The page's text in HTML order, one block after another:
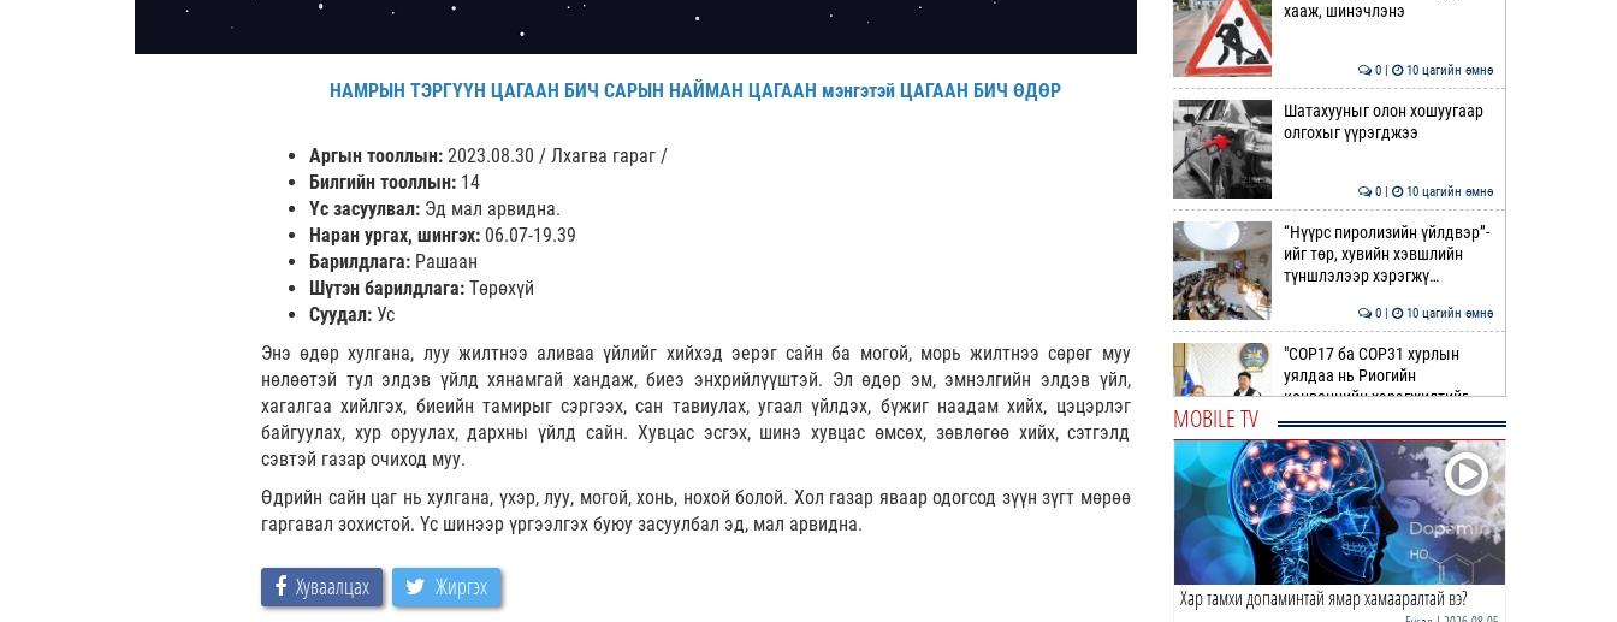
НАМРЫН ТЭРГҮҮН ЦАГААН БИЧ САРЫН НАЙМАН ЦАГААН мэнгэтэй ЦАГААН БИЧ ӨДӨР
Аргын тооллын: 2023.08.30 / Лхагва гараг /
Билгийн тооллын: 14
Үс засуулвал: Эд мал арвидна.
Наран ургах, шингэх: 06.07-19.39
Барилдлага: Рашаан
Шүтэн барилдлага: Төрөхүй
Суудал: Ус
Энэ өдөр хулгана, луу жилтнээ аливаа үйлийг хийхэд эерэг сайн ба могой, морь жилтнээ сөрөг муу
нөлөөтэй тул элдэв үйлд хянамгай хандаж, биеэ энхрийлүүштэй. Эл өдөр эм, эмнэлгийн элдэв үйл,
хагалгаа хийлгэх, биеийн тамирыг сэргээх, сан тавиулах, угаал үйлдэх, бүжиг наадам хийх, цэцэрлэг
байгуулах, хур оруулах, дархны үйлд сайн. Хувцас эсгэх, шинэ хувцас өмсөх, зөвлөгөө хийх, сэтгэлд
сэвтэй газар очиход муу.
Өдрийн сайн цаг нь хулгана, үхэр, луу, могой, хонь, нохой болой. Хол газар яваар одогсод зүүн зүгт мөрөө
гаргавал зохистой. Үс шинээр үргээлгэх буюу засуулбал эд, мал арвидна.
Хуваалцах Жиргэх
хааж, шинэчлэнэ
0 | 10 цагийн өмнө
Шатахууныг олон хошуугаар
олгохыг үүрэгджээ
0 | 10 цагийн өмнө
“Нүүрс пиролизийн үйлдвэр”-
ийг төр, хувийн хэвшлийн
түншлэлээр хэрэгжү…
0 | 10 цагийн өмнө
"COP17 ба COP31 хурлын
уялдаа нь Риогийн
конвенцийн хэрэгжилтийг
ахиул…
Монгол төрийн парадокс нь
шатахуун
0 | 11 цагийн өмнө
Б.Пүрэвдагва: Найман
MOBILE TV
Хар тамхи допаминтай ямар хамааралтай вэ?